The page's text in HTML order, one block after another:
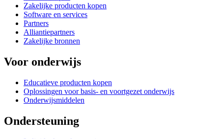
Zakelijke producten kopen
Software en services
Partners
Alliantiepartners
Zakelijke bronnen
Voor onderwijs
Educatieve producten kopen
Oplossingen voor basis- en voortgezet onderwijs
Onderwijsmiddelen
Ondersteuning